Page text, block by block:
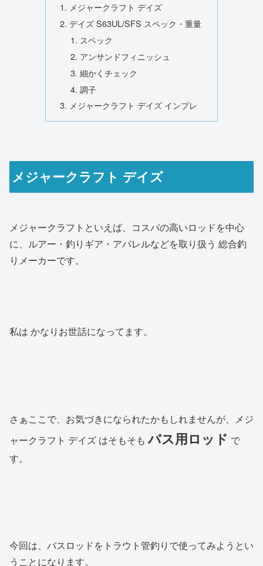
メジャークラフト デイズ
デイズ S63UL/SFS スペック・重量
スペック
アンサンドフィニッシュ
細かくチェック
調子
メジャークラフト デイズ インプレ
メジャークラフト デイズ
メジャークラフトといえば、コスパの高いロッドを中心
に、ルアー・釣りギア・アパレルなどを取り扱う 総合釣
りメーカーです。
私は かなりお世話になってます。
さぁここで、お気づきになられたかもしれませんが、メジ
ャークラフト デイズ はそもそもバス用ロッド で
す。
今回は、バスロッドをトラウト管釣りで使ってみようとい
うことになります。